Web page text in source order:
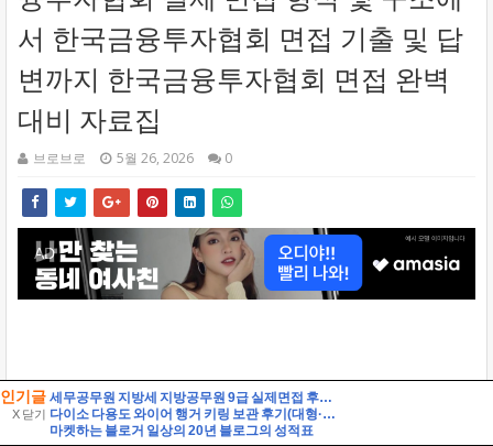
인기글
X 닫기
세무공무원 지방세 지방공무원 9급 실제면접 후기] 지방세 9급 지방공무원 면접 (지방공무원 9급 지방세 실제 수험자 8인의 생생한 면접 후기)
다이소 다용도 와이어 행거 키링 보관 후기(대형·소형 비교)
마켓하는 블로거 일상의 20년 블로그의 성적표